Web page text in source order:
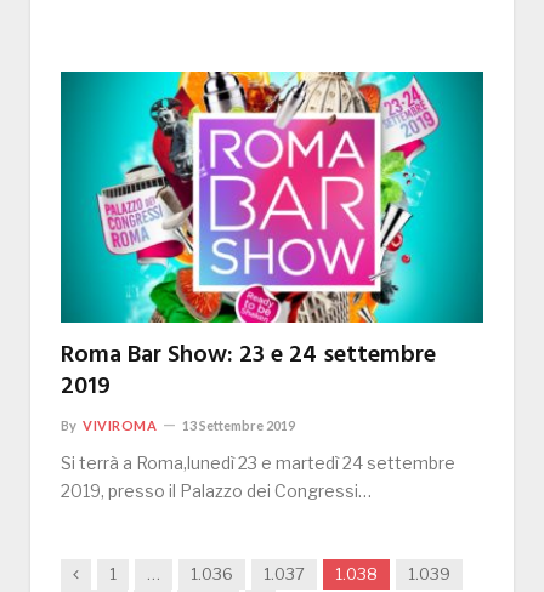
Roma Bar Show: 23 e 24 settembre
2019
By VIVIROMA 13 Settembre 2019
Si terrà a Roma,lunedì 23 e martedì 24 settembre
2019, presso il Palazzo dei Congressi…
Previous
1 … 1.036 1.037 1.038
1.039